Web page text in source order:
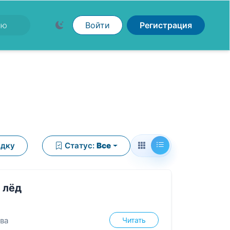
Войти Регистрация
Статус: Все
Читать